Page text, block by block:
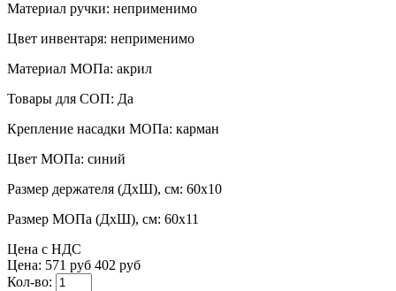
Материал ручки: неприменимо
Цвет инвентаря: неприменимо
Материал МОПа: акрил
Товары для СОП: Да
Крепление насадки МОПа: карман
Цвет МОПа: синий
Размер держателя (ДхШ), см: 60x10
Размер МОПа (ДхШ), см: 60x11
Цена с НДС
Цена: 571 руб 402 руб
Кол-во: